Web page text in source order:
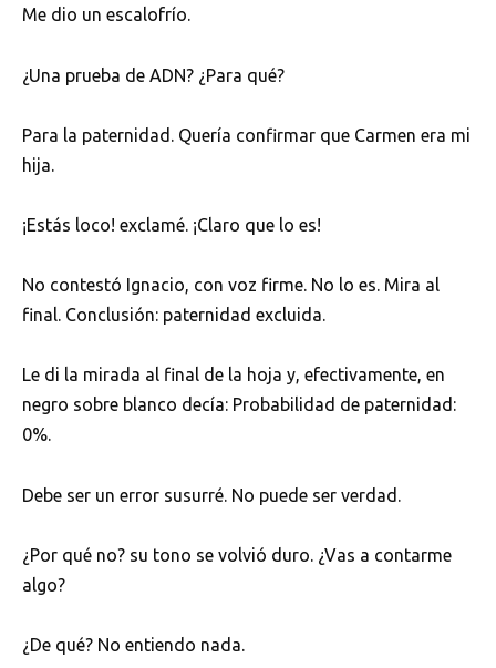
Me dio un escalofrío.
¿Una prueba de ADN? ¿Para qué?
Para la paternidad. Quería confirmar que Carmen era mi
hija.
¡Estás loco! exclamé. ¡Claro que lo es!
No contestó Ignacio, con voz firme. No lo es. Mira al
final. Conclusión: paternidad excluida.
Le di la mirada al final de la hoja y, efectivamente, en
negro sobre blanco decía: Probabilidad de paternidad:
0%.
Debe ser un error susurré. No puede ser verdad.
¿Por qué no? su tono se volvió duro. ¿Vas a contarme
algo?
¿De qué? No entiendo nada.